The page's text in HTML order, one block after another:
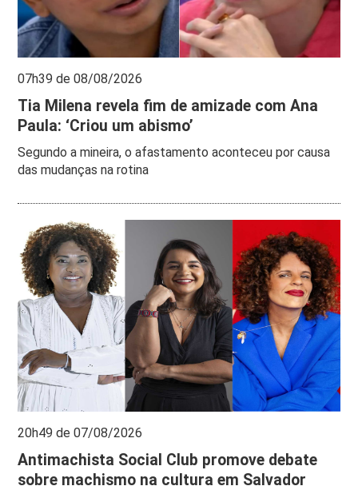
07h39 de 08/08/2026
Tia Milena revela fim de amizade com Ana
Paula: ‘Criou um abismo’
Segundo a mineira, o afastamento aconteceu por causa
das mudanças na rotina
20h49 de 07/08/2026
Antimachista Social Club promove debate
sobre machismo na cultura em Salvador